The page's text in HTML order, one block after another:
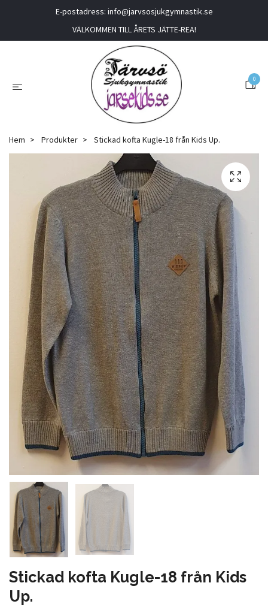
E-postadress: info@jarvsosjukgymnastik.se
VÄLKOMMEN TILL ÅRETS JÄTTE-REA!
0
Hem Produkter Stickad kofta Kugle-18 från Kids Up.
Stickad kofta Kugle-18 från Kids
Up.